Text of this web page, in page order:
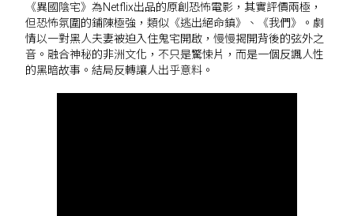
《異國陰宅》為Netflix出品的原創恐怖電影，其實評價兩極，
但恐怖氛圍的鋪陳極強，類似《逃出絕命鎮》、《我們》。劇
情以一對黑人夫妻被迫入住鬼宅開啟，慢慢揭開背後的弦外之
音。融合神秘的非洲文化，不只是驚悚片，而是一個反諷人性
的黑暗故事。結局反轉讓人出乎意料。